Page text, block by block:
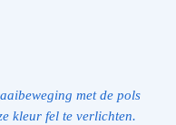
met de pols
kleur fel te verlichten.